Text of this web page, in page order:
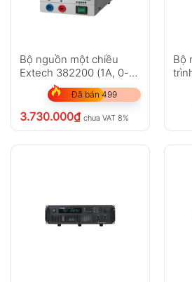
Bộ nguồn một chiều
Extech 382200 (1A, 0-
Đã bán 499
3.730.000₫ chưa VAT 8%
Bộ